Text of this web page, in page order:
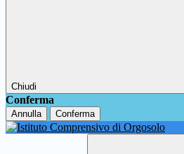
Chiudi
Conferma
Annulla Conferma